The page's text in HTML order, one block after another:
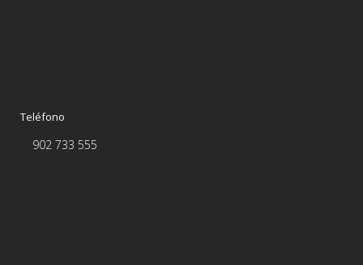
Teléfono
902 733 555